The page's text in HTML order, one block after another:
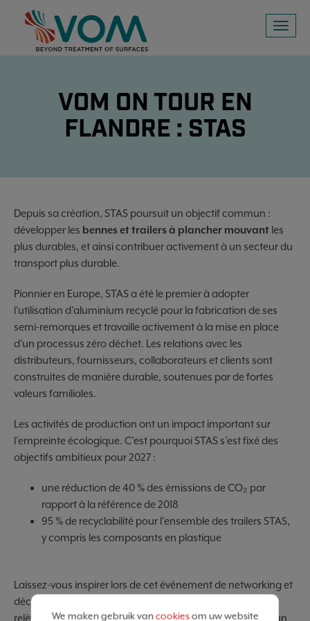
Toggle
VOM ON TOUR EN
FLANDRE : STAS
Depuis sa création, STAS poursuit un objectif commun :
développer les bennes et trailers à plancher mouvant les
plus durables, et ainsi contribuer activement à un secteur du
transport plus durable.
Pionnier en Europe, STAS a été le premier à adopter
l’utilisation d’aluminium recyclé pour la fabrication de ses
semi-remorques et travaille activement à la mise en place
d’un processus zéro déchet. Les relations avec les
distributeurs, fournisseurs, collaborateurs et clients sont
construites de manière durable, soutenues par de fortes
valeurs familiales.
Les activités de production ont un impact important sur
l’empreinte écologique. C’est pourquoi STAS s’est fixé des
objectifs ambitieux pour 2027 :
une réduction de 40 % des émissions de CO₂ par
rapport à la référence de 2018
95 % de recyclabilité pour l’ensemble des trailers STAS,
y compris les composants en plastique
Laissez-vous inspirer lors de cet événement de networking et
découvrez comment le département de peinture liquide
relève les défis et s’adapte à la dynamique imprévisible d’un
We maken gebruik vancookiesom uw website